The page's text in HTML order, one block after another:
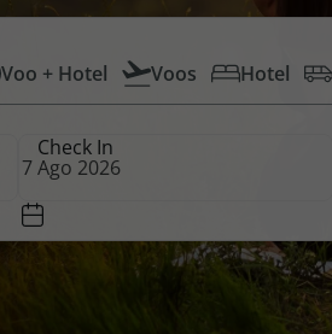
Cheque Viagem
Blog TopViagens
Voo + Hotel Voos Hotel
Check In